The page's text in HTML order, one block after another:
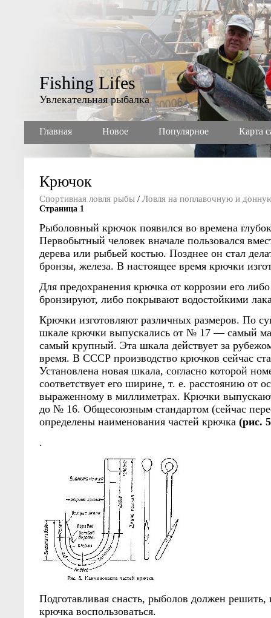
Fishing Lifes
Увлекательная рыбалка
Главная Новое Популярное Карта
Крючок
Спортивная ловля рыбы / Ловля на поплавочную и
Страница 1
Рыболовный крючок появился во времена
Первобытный человек вначале пользовался
дерева или рыбьей костью. Позднее он стал
бронзы, железа. В настоящее время крючки
Для предохранения крючка от коррозии его
бронзируют, либо покрывают водостойкими
Крючки изготовляют различных размеров. По
шкале крючки выпускались от № 17 — самый
самый крупный. Эта шкала действует за
время. В СССР производство крючков сейчас
Установлена новая шкала, согласно которой
соответствует его ширине, т. е. расстоянию от
выраженному в миллиметрах. Крючки
до № 16. Общесоюзным стандартом (сейчас
определены наименования частей крючка (рис.
.
Подготавливая снасть, рыболов должен
крючка воспользоваться.